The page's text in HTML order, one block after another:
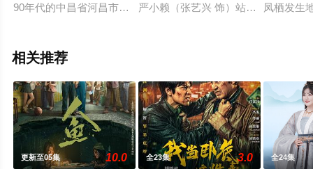
90年代的中昌省河昌市，基层民警秦川凭借自身努力求学深造
严小赖（张艺兴 饰）站在吉恬恬（
凤栖发生
相关推荐
更新至05集 10.0 全23集 3.0 全24集